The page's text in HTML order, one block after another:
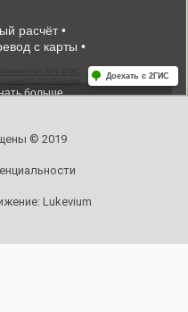
© 2019
Lukevium